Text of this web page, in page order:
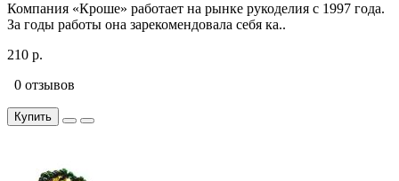
Компания «Кроше» работает на рынке рукоделия с 1997 года.
За годы работы она зарекомендовала себя ка..
210 р.
0 отзывов
Купить